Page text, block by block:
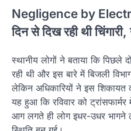
Negligence by
दिन से दिख रही थी चिंगारी,
स्थानीय लोगों ने बताया कि पिछले
रही थी और इस बारे में बिजली
लेकिन अधिकारियों ने इस शिकायत
यह हुआ कि रविवार को
आग लगते ही लोग इधर-उधर भागने